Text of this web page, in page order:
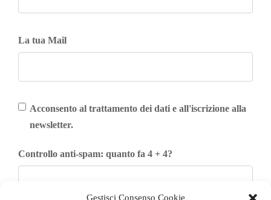
Gestisci Consenso Cookie
La tua Mail
Acconsento al trattamento dei dati e all'iscrizione alla
newsletter.
Controllo anti-spam: quanto fa 4 + 4?